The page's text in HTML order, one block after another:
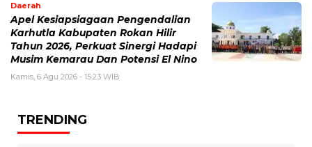
Daerah
Apel Kesiapsiagaan Pengendalian
Karhutla Kabupaten Rokan Hilir
Tahun 2026, Perkuat Sinergi Hadapi
Musim Kemarau Dan Potensi El Nino
Kamis, 6 Agu 2026 - 15:23 WIB
TRENDING